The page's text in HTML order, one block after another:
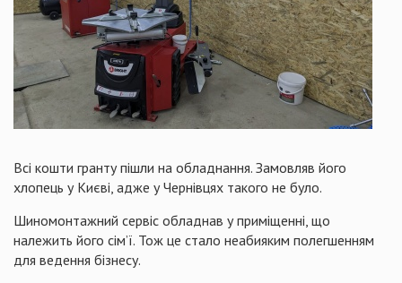
Всі кошти гранту пішли на обладнання. Замовляв його
хлопець у Києві, адже у Чернівцях такого не було.
Шиномонтажний сервіс обладнав у приміщенні, що
належить його сім’ї. Тож це стало неабияким полегшенням
для ведення бізнесу.